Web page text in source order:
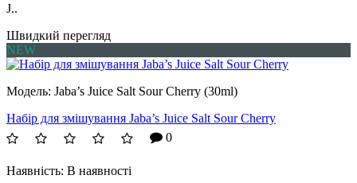
J..
Швидкий перегляд
NEW
Модель: Jaba’s Juice Salt Sour Cherry (30ml)
Набір для змішування Jaba’s Juice Salt Sour Cherry
0
Наявність: В наявності